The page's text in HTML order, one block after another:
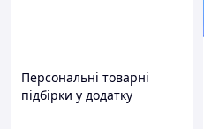
Персональні товарні
підбірки у додатку